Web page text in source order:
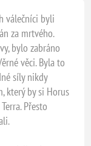
válečníci byli
za mrtvého.
bylo zabráno
věci. Byla to
síly nikdy
který by si Horus
Přesto